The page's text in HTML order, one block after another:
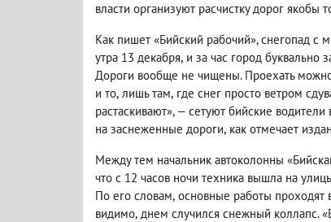
власти организуют расчистку дорог якобы
Как пишет «Бийский рабочий», снегопад с
утра 13 декабря, и за час город буквально
Дороги вообще не чищены. Проехать
и то, лишь там, где снег просто ветром
растаскивают», — сетуют бийские
на заснеженные дороги, как отмечает
Между тем начальник автоколонны
что с 12 часов ночи техника вышла на
По его словам, основные работы
видимо, днем случился снежный коллапс.